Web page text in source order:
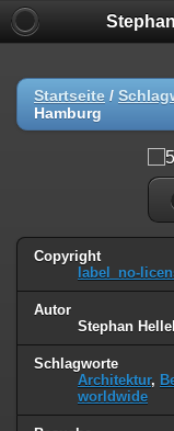
Startseite /
Hamburg
Copyright
label_no-
Autor
Stephan
Schlagworte
Architektur,
worldwide